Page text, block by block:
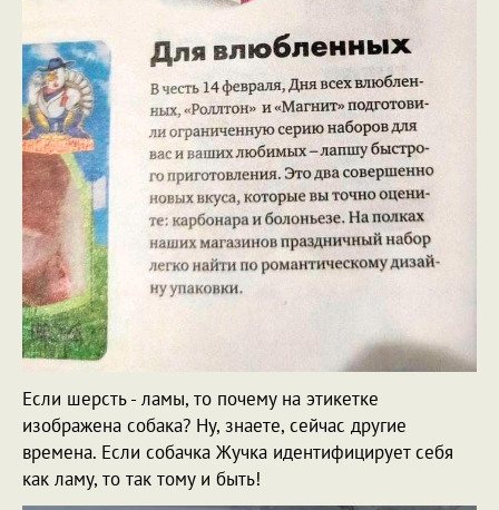
Если шерсть - ламы, то почему на этикетке
изображена собака? Ну, знаете, сейчас другие
времена. Если собачка Жучка идентифицирует себя
как ламу, то так тому и быть!